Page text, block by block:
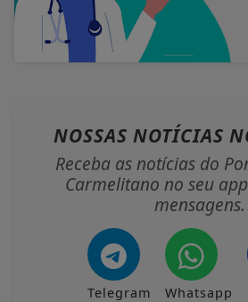
NOSSAS NOTÍCIAS
Receba as notícias do
Carmelitano no seu
mensagens.
Telegram Whatsapp